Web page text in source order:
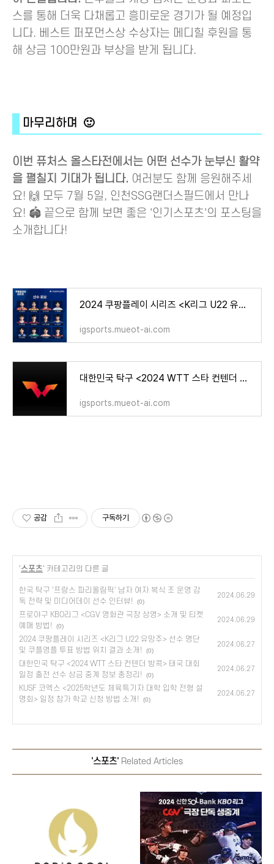
스를 통해 더욱 다채롭고 흥미로운 경기가 될 예정입
니다. 베스트 퍼포먼스상 수상자는 메디힐 후원을 통
해 상금 100만원과 부상을 받게 됩니다.
마무리하며 🙂
이번 퓨처스 올스타전에서는 어떤 선수가 눈부신 활약
을 펼칠지 기대가 됩니다. 여러분도 함께 응원해주세
요! 🙌 모두 7월 5일, 인천SSG랜더스필드에서 만나
요! 🏟️ 끝으로 함께 보면 좋은 '인기스포츠'의 포스팅을
소개합니다!
2024 쿠팡플레이 시리즈 <K리그 U22 유망주> 선수 명단 및 쿠플영플 투표 방법 위치 결과 소개!
igsports.mueot-ai.com
대한민국 탁구 <2024 WTT 스타 컨텐더 방콕> 태국 대회 일정 출전 선수 상금 중계 정보 총정리!
igsports.mueot-ai.com
공감 구독하기
'스포츠' 카테고리의 다른 글
한국 탁구 '프랑스 파리올림픽' 남자 여자 복식 조 운영 감
독 전략 및 미디어데이 선수 인터뷰!
(0)
2024.06.29
프로야구 KBO리그 <CGV 영화관 극장 상영> 소개 및 티켓
예매 방법!
(0)
2024.06.29
2024 쿠팡플레이 시리즈 <K리그 U22 유망주> 선수 명단
및 쿠플영플 투표 방법 위치 결과 소개!
(0)
2024.06.27
대한민국 탁구 <2024 WTT 스타 컨텐더 방콕> 태국 대회
일정 출전 선수 상금 중계 정보 총정리!
(0)
2024.06.27
KUSF 코엑스 <2025학년도 체육특기자 대학 입학 전형 설
명회> 일정 참가 학교 신청 방법 소개!
(0)
2024.06.27
'스포츠' Related Articles